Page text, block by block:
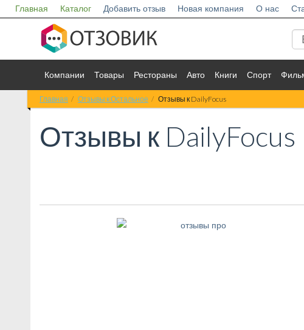
Главная Каталог Добавить отзыв Новая компания О нас
Компании Товары Рестораны Авто Книги Спорт
Главная Отзывы к Остальное Отзывы к DailyFocus
Отзывы к DailyFocus